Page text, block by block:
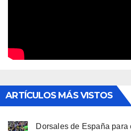
ARTÍCULOS MÁS VISTOS
Dorsales de España para